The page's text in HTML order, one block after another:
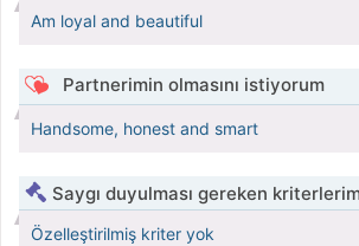
Am loyal and beautiful
Partnerimin olmasını istiyorum
Handsome, honest and smart
Saygı duyulması gereken
Özelleştirilmiş kriter yok